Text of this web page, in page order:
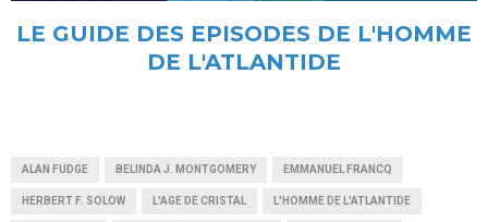
LE GUIDE DES EPISODES DE L'HOMME
DE L'ATLANTIDE
ALAN FUDGE BELINDA J. MONTGOMERY EMMANUEL FRANCQ
HERBERT F. SOLOW L'AGE DE CRISTAL L'HOMME DE L'ATLANTIDE